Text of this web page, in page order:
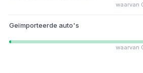
waarvan
Geïmporteerde auto's
waarvan